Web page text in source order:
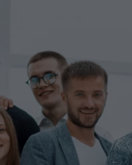
VOUS
SEUL
pour répondre à
sur le cancer
diagnostic
Question
DU RENDEZ-VOUS